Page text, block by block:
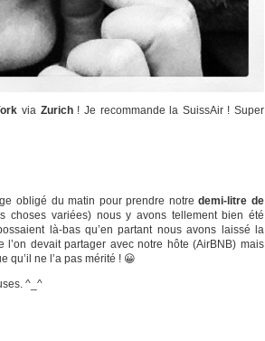
via Zurich! Je recommande la SuissAir ! Super
obligé du matin pour prendre notredemi-litre de
choses variées) nous y avons tellement bien été
là-bas qu’en partant nous avons laissé la
l’on devait partager avec notre hôte (AirBNB) mais
qu’il ne l’a pas mérité ! 😀
^_^